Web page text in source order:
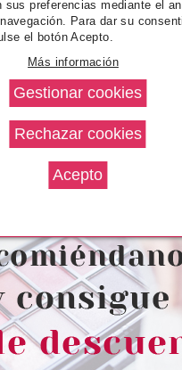
sus preferencias mediante el
Para dar su
el botón Acepto.
Más información